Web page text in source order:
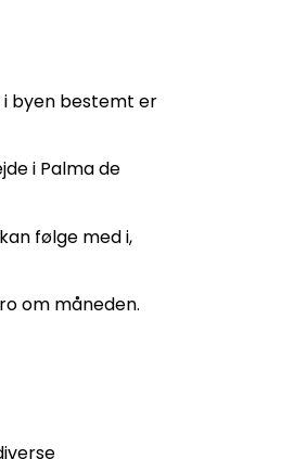
i byen bestemt er
i Palma de
følge med i,
om måneden.